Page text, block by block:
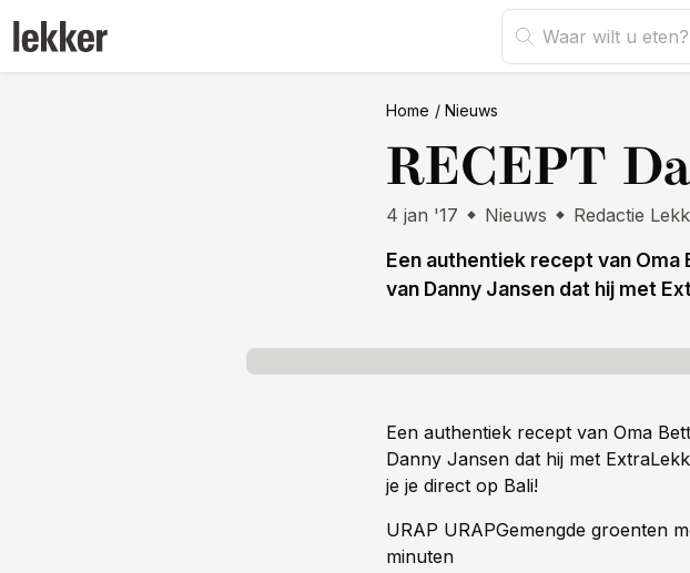
Home Nieuws
RECEPT
4 jan '17 Nieuws Redactie
Een authentiek recept van
van Danny Jansen dat hij met
Een authentiek recept van Oma
Danny Jansen dat hij met
je je direct op Bali!
URAP URAPGemengde groenten
minuten